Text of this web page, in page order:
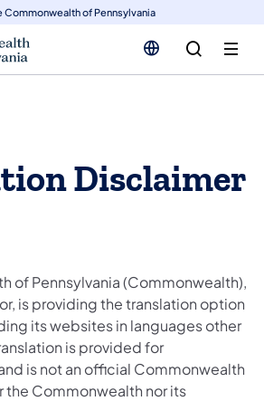
Commonwealth of Pennsylvania
Disclaimer
of Pennsylvania (Commonwealth),
is providing the translation option
its websites in languages other
is provided for
is not an official Commonwealth
Commonwealth nor its